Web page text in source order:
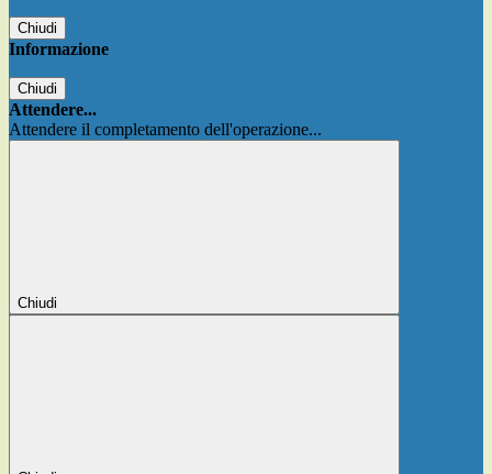
Chiudi
Informazione
Chiudi
Attendere...
Attendere il completamento dell'operazione...
Chiudi